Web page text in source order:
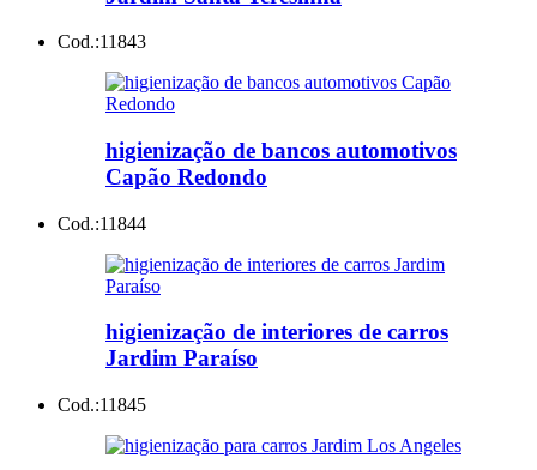
Cod.:11843
higienização de bancos automotivos
Capão Redondo
Cod.:11844
higienização de interiores de carros
Jardim Paraíso
Cod.:11845